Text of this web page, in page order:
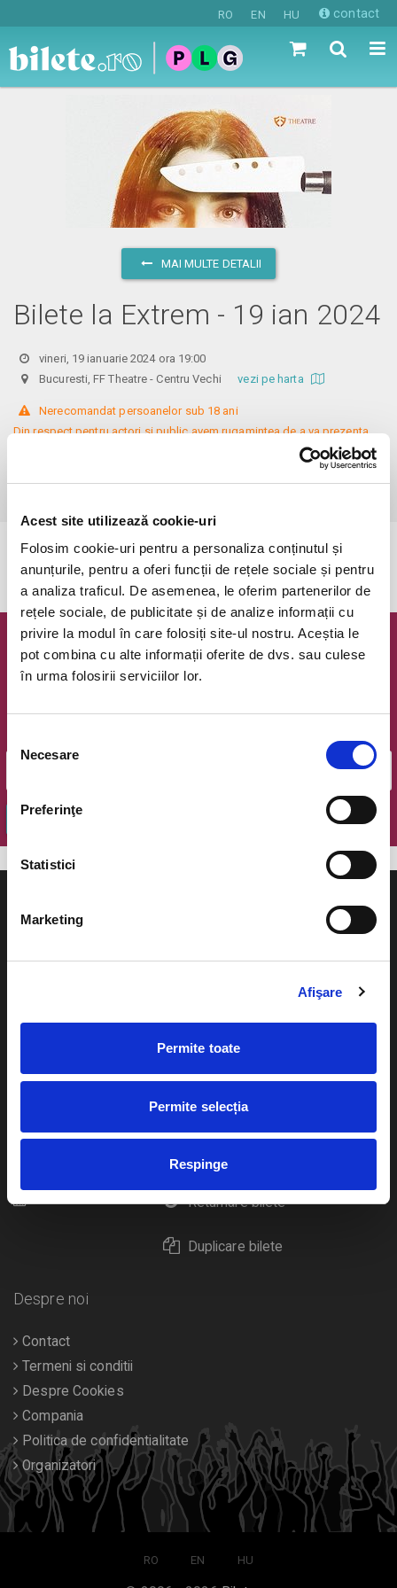
Acest site utilizează cookie-uri
Folosim cookie-uri pentru a personaliza conținutul și
anunțurile, pentru a oferi funcții de rețele sociale și pentru
a analiza traficul. De asemenea, le oferim partenerilor de
rețele sociale, de publicitate și de analize informații cu
privire la modul în care folosiți site-ul nostru. Aceștia le
pot combina cu alte informații oferite de dvs. sau culese
în urma folosirii serviciilor lor.
consimțământului
Necesare
Preferinţe
Statistici
Marketing
Afişare
Permite toate
Permite selecția
Respinge
RO EN HU contact
MAI MULTE DETALII
Bilete la Extrem - 19 ian 2024
vineri, 19 ianuarie 2024 ora 19:00
Bucuresti, FF Theatre - Centru Vechivezi pe harta
Nerecomandat persoanelor sub 18 ani
Din respect pentru actori si public avem rugamintea de a va prezenta
cu cel putin 30 de minute inainte de inceperea spectacolului.
Dupa ora inceperii reprezentatiei, rezervarile si biletele isi pierd
Evenimentul a expirat.
Newsletter @ Bilete.ro
OK
Cum comand bilete?
eBilet printat acasa
Livrare prin curier
Returnare bilete
Duplicare bilete
Cultura
Calendar
Despre noi
Contact
Termeni si conditii
Despre Cookies
Compania
Politica de confidentialitate
Organizatori
RO EN HU